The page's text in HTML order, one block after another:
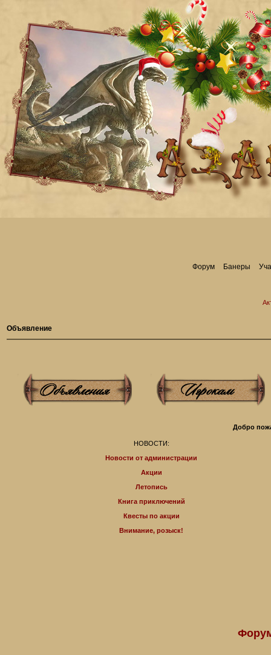
Форум Банеры
Объявление
Добро
НОВОСТИ:
Новости от администрации
Акции
Летопись
Книга приключений
Квесты по акции
Внимание, розыск!